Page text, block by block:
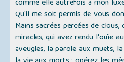
comme elle autrefois à mon
Qu'il me soit permis de Vous
Mains sacrées percées de
miracles, qui avez rendu l'ouïe
aveugles, la parole aux muets,